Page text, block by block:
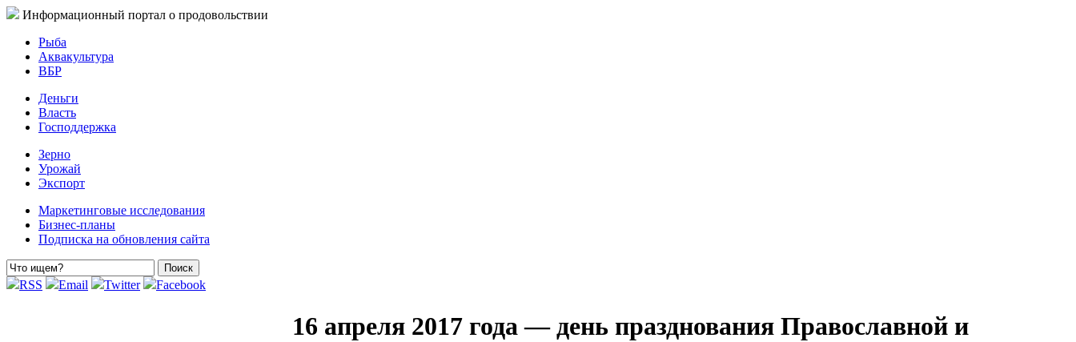
Информационный портал о продовольствии
Рыба
Аквакультура
ВБР
Деньги
Власть
Господдержка
Зерно
Урожай
Экспорт
Маркетинговые исследования
Бизнес-планы
Подписка на обновления сайта
RSS Email Twitter Facebook
16 апреля 2017 года — день празднования Православной и